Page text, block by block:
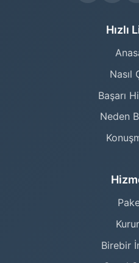
Hızlı
Nasıl
Başarı
Neden
Birebir